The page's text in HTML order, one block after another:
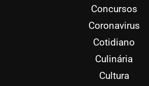
Concursos
Coronavirus
Cotidiano
Culinária
Cultura